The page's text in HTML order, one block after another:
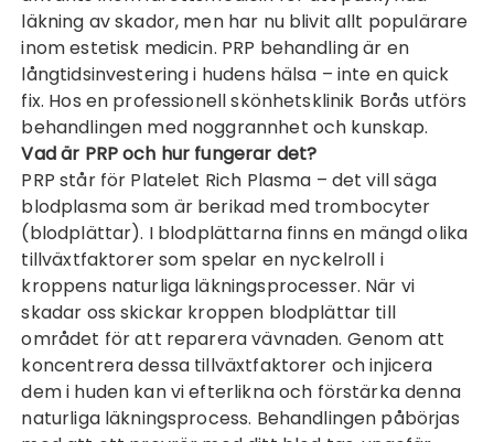
läkning av skador, men har nu blivit allt populärare
inom estetisk medicin. PRP behandlingär en
långtidsinvestering i hudens hälsa – inte en quick
fix. Hos en professionellskönhetsklinik Borås utförs
behandlingen med noggrannhet och kunskap.
Vad är PRP och hur fungerar det?
PRP står för Platelet Rich Plasma – det vill säga
blodplasma som är berikad med trombocyter
(blodplättar). I blodplättarna finns en mängd olika
tillväxtfaktorer som spelar en nyckelroll i
kroppens naturliga läkningsprocesser. När vi
skadar oss skickar kroppen blodplättar till
området för att reparera vävnaden. Genom att
koncentrera dessa tillväxtfaktorer och injicera
dem i huden kan vi efterlikna och förstärka denna
naturliga läkningsprocess. Behandlingen påbörjas